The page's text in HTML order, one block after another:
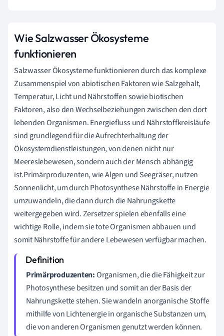
Wie Salzwasser Ökosysteme
funktionieren
Salzwasser Ökosysteme funktionieren durch das komplexe
Zusammenspiel von abiotischen Faktoren wie Salzgehalt,
Temperatur, Licht und Nährstoffen sowie biotischen
Faktoren, also den Wechselbeziehungen zwischen den dort
lebenden Organismen. Energiefluss und Nährstoffkreisläufe
sind grundlegend für die Aufrechterhaltung der
Ökosystemdienstleistungen, von denen nicht nur
Meereslebewesen, sondern auch der Mensch abhängig
ist.Primärproduzenten, wie Algen und Seegräser, nutzen
Sonnenlicht, um durch Photosynthese Nährstoffe in Energie
umzuwandeln, die dann durch die Nahrungskette
weitergegeben wird. Zersetzer spielen ebenfalls eine
wichtige Rolle, indem sie tote Organismen abbauen und
somit Nährstoffe für andere Lebewesen verfügbar machen.
Primärproduzenten:Organismen, die die Fähigkeit zur
Photosynthese besitzen und somit an der Basis der
Nahrungskette stehen. Sie wandeln anorganische Stoffe
mithilfe von Lichtenergie in organische Substanzen um,
die von anderen Organismen genutzt werden können.